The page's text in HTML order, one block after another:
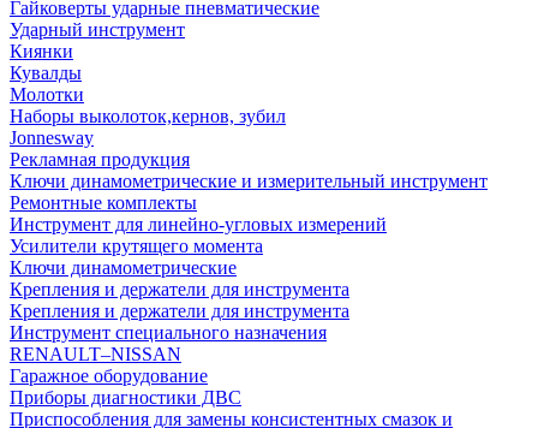
Гайковерты ударные пневматические
Ударный инструмент
Киянки
Кувалды
Молотки
Наборы выколоток,кернов, зубил
Jonnesway
Рекламная продукция
Ключи динамометрические и измерительный инструмент
Ремонтные комплекты
Инструмент для линейно-угловых измерений
Усилители крутящего момента
Ключи динамометрические
Крепления и держатели для инструмента
Крепления и держатели для инструмента
Инструмент специального назначения
RENAULT–NISSAN
Гаражное оборудование
Приборы диагностики ДВС
Приспособления для замены консистентных смазок и